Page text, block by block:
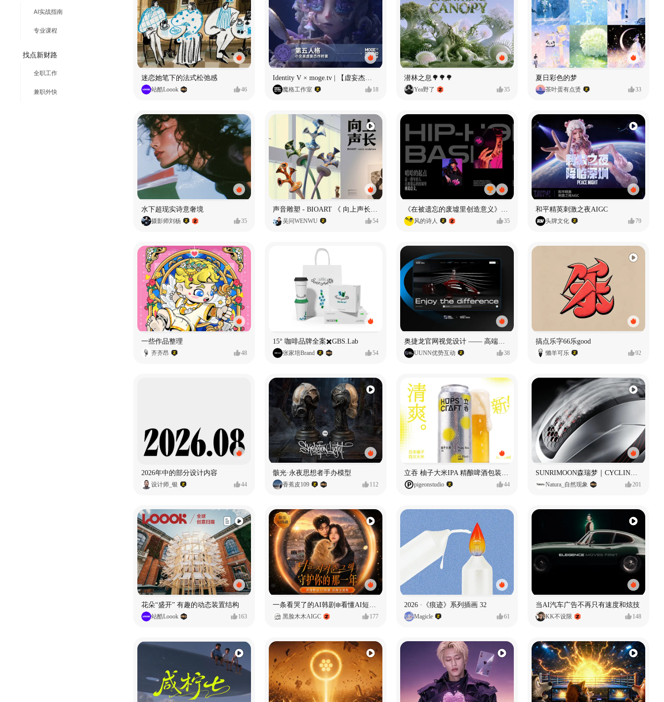
AI实战指南
专业课程
找点新财路
全职工作
兼职外快
迷恋她笔下的法式松弛感
站酷Loook 46 魔格工作室 18
潜林之息🌳🌳🌳
Yea野了 35
夏日彩色的梦
茶叶蛋有点烫 33
水下超现实诗意奢境
摄影师刘杨 35
声音雕塑 - BIOART 《 向上声长 》
吴问WENWU 54
《在被遗忘的废墟里创造意义》#MVLAND嘻哈狂欢派对
风的诗人 35
和平精英刺激之夜AIGC
头牌文化 79
一些作品整理
齐齐昂 48
15° 咖啡品牌全案✖️GBS.Lab
张家培Brand 54 UUNN优势互动 38
搞点乐字66乐good
懒羊可乐 92
2026年中的部分设计内容
设计师_银 44
骸光·永夜思想者手办模型
香蕉皮109 112
立吞 柚子大米IPA 精酿啤酒包装设计
pigeonstudio 44
SUNRIMOON森瑞梦｜CYCLING HELMET CG｜气动骑行头盔
Natura_自然现象 201
花朵“盛开” 有趣的动态装置结构
站酷Loook 163 黑脸木木AIGC 177
2026 ·《痕迹》系列插画 32
Magicle 61
当AI汽车广告不再只有速度和炫技
KK不设限 148